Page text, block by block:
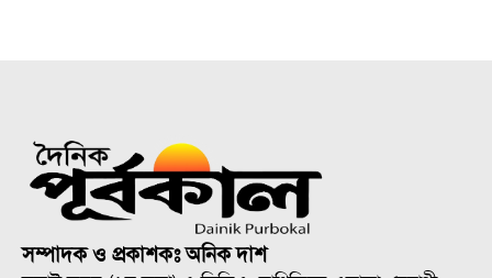
সম্পাদক ও প্রকাশকঃ অনিক দাশ